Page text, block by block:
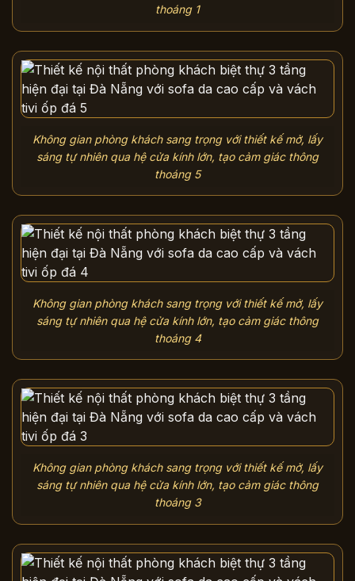
thoáng 1
Không gian phòng khách sang trọng với thiết kế mở, lấy
sáng tự nhiên qua hệ cửa kính lớn, tạo cảm giác thông
thoáng 5
Không gian phòng khách sang trọng với thiết kế mở, lấy
sáng tự nhiên qua hệ cửa kính lớn, tạo cảm giác thông
thoáng 4
Không gian phòng khách sang trọng với thiết kế mở, lấy
sáng tự nhiên qua hệ cửa kính lớn, tạo cảm giác thông
thoáng 3